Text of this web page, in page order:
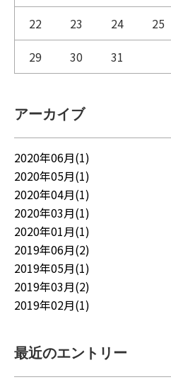
22
23 24 25
29
30 31
アーカイブ
2020年06月(1)
2020年05月(1)
2020年04月(1)
2020年03月(1)
2020年01月(1)
2019年06月(2)
2019年05月(1)
2019年03月(2)
2019年02月(1)
最近のエントリー